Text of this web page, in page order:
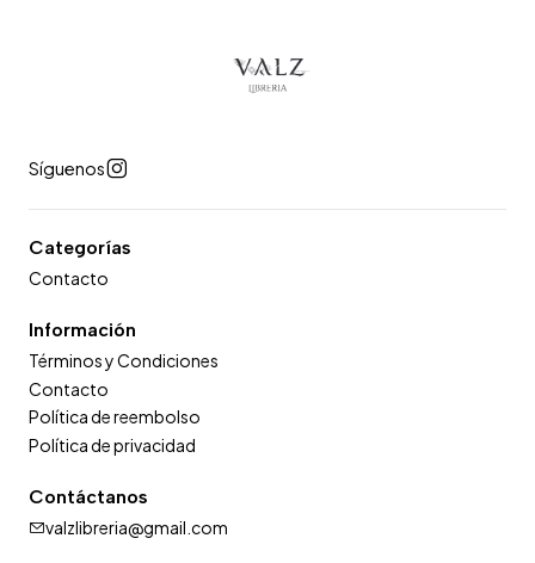
Síguenos
Categorías
Contacto
Información
Términos y Condiciones
Contacto
Política de reembolso
Política de privacidad
Contáctanos
valzlibreria@gmail.com